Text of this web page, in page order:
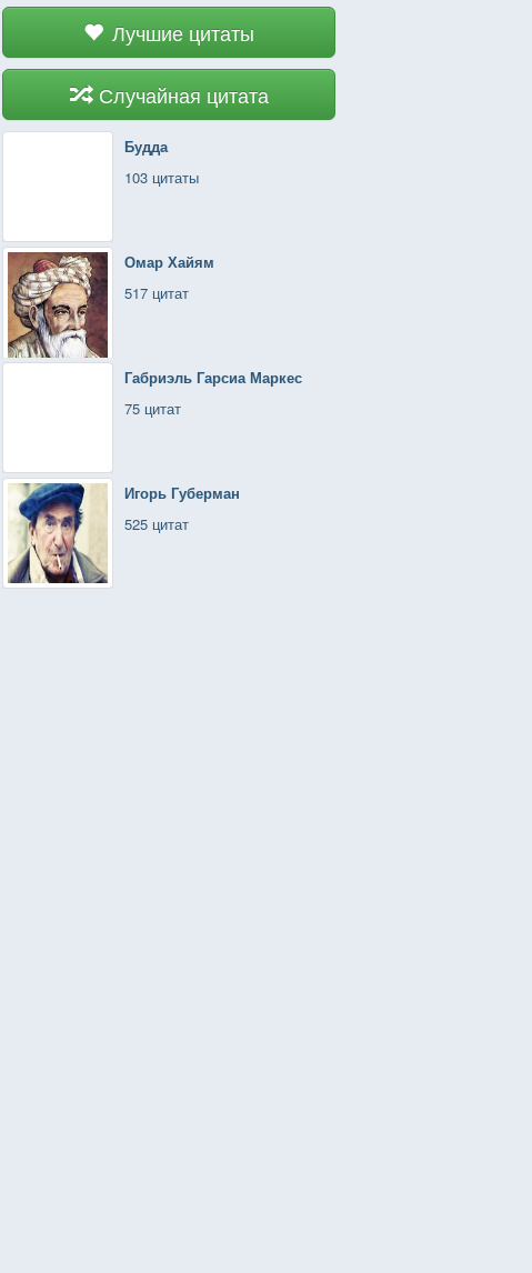
Лучшие цитаты
Случайная цитата
Будда
103 цитаты
Омар Хайям
517 цитат
Габриэль Гарсиа Маркес
75 цитат
Игорь Губерман
525 цитат